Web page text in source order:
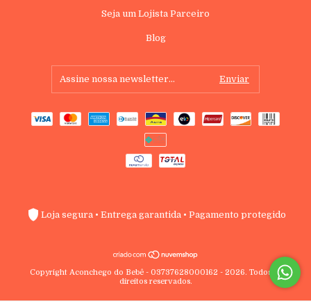
Seja um Lojista Parceiro
Blog
Loja segura • Entrega garantida • Pagamento protegido
Copyright Aconchego do Bebê - 03737628000162 - 2026. Todos os
direitos reservados.